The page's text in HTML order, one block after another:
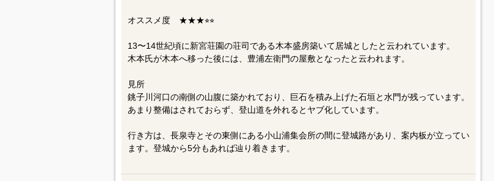
オススメ度 ★★★⭐︎⭐︎
13〜14世紀頃に新宮荘園の荘司である木本盛房築いて居城としたと云われています。
木本氏が木本へ移った後には、豊浦左衛門の屋敷となったと云われます。
見所
銚子川河口の南側の山腹に築かれており、巨石を積み上げた石垣と水門が残っています。
あまり整備はされておらず、登山道を外れるとヤブ化しています。
行き方は、長泉寺とその東側にある小山浦集会所の間に登城路があり、案内板が立ってい
ます。登城から5分もあれば辿り着きます。